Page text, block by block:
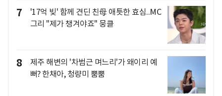
7
'17억 빚' 함께 견딘 친母 애틋한 효심..MC
그리 "제가 챙겨야죠" 뭉클
8
제주 해변의 '차범근 며느리'가 왜이리 예
뻐? 한채아, 청량미 뿜뿜